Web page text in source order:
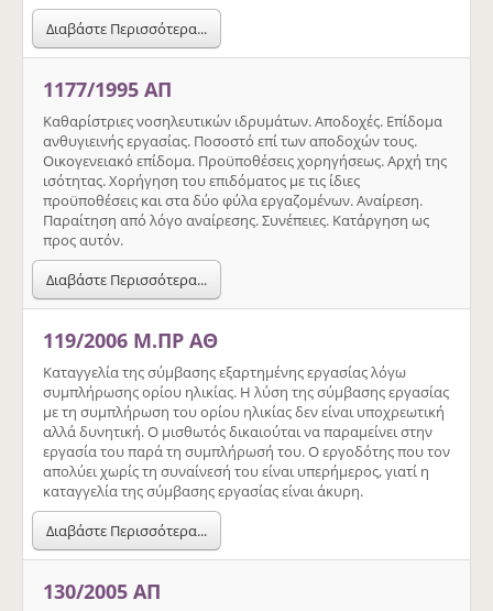
Διαβάστε Περισσότερα...
1177/1995 ΑΠ
Καθαρίστριες νοσηλευτικών ιδρυμάτων. Αποδοχές. Επίδομα
ανθυγιεινής εργασίας. Ποσοστό επί των αποδοχών τους.
Οικογενειακό επίδομα. Προϋποθέσεις χορηγήσεως. Αρχή της
ισότητας. Χορήγηση του επιδόματος με τις ίδιες
προϋποθέσεις και στα δύο φύλα εργαζομένων. Αναίρεση.
Παραίτηση από λόγο αναίρεσης. Συνέπειες. Κατάργηση ως
προς αυτόν.
Διαβάστε Περισσότερα...
119/2006 Μ.ΠΡ ΑΘ
Καταγγελία της σύμβασης εξαρτημένης εργασίας λόγω
συμπλήρωσης ορίου ηλικίας. Η λύση της σύμβασης εργασίας
με τη συμπλήρωση του ορίου ηλικίας δεν είναι υποχρεωτική
αλλά δυνητική. Ο μισθωτός δικαιούται να παραμείνει στην
εργασία του παρά τη συμπλήρωσή του. Ο εργοδότης που τον
απολύει χωρίς τη συναίνεσή του είναι υπερήμερος, γιατί η
καταγγελία της σύμβασης εργασίας είναι άκυρη.
Διαβάστε Περισσότερα...
130/2005 ΑΠ